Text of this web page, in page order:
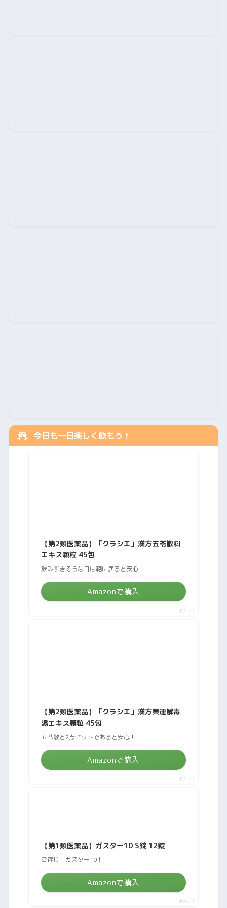
今日も一日楽しく飲もう！
【第2類医薬品】「クラシエ」漢方五苓散料
エキス顆粒 45包
飲みすぎそうな日は鞄に居ると安心！
Amazonで購入
ポチップ
【第2類医薬品】「クラシエ」漢方黄連解毒
湯エキス顆粒 45包
五苓散と2点セットであると安心！
Amazonで購入
ポチップ
【第1類医薬品】ガスター10 S錠 12錠
ご存じ！ガスター10！
Amazonで購入
ポチップ